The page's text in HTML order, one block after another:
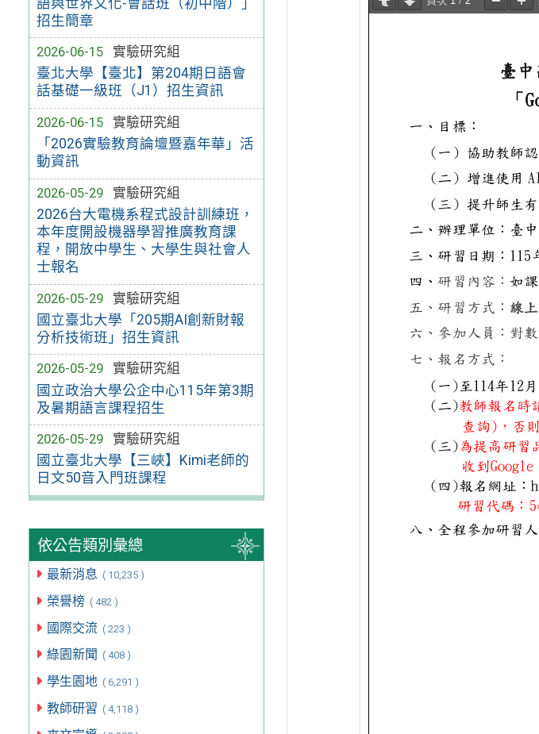
招生簡章
2026-06-15
實驗研究組
臺北大學【臺北】第204期⽇語會
話基礎⼀級班（J1）招生資訊
2026-06-15
實驗研究組
「2026實驗教育論壇暨嘉年華」活
動資訊
2026-05-29
實驗研究組
2026台大電機系程式設計訓練班，
本年度開設機器學習推廣教育課
程，開放中學生、大學生與社會人
士報名
2026-05-29
實驗研究組
國立臺北大學「205期AI創新財報
分析技術班」招生資訊
2026-05-29
實驗研究組
國立政治大學公企中心115年第3期
及暑期語言課程招生
2026-05-29
實驗研究組
國立臺北大學【三峽】Kimi老師的
日文50音入門班課程
依公告類別彙總
最新消息 ( 10,235 )
榮譽榜 ( 482 )
國際交流 ( 223 )
綠園新聞 ( 408 )
學生園地 ( 6,291 )
教師研習 ( 4,118 )